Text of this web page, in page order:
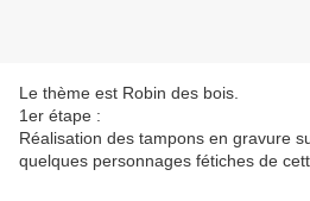
Le thème est Robin des bois.
1er étape :
Réalisation des tampons en gravure
quelques personnages fétiches de